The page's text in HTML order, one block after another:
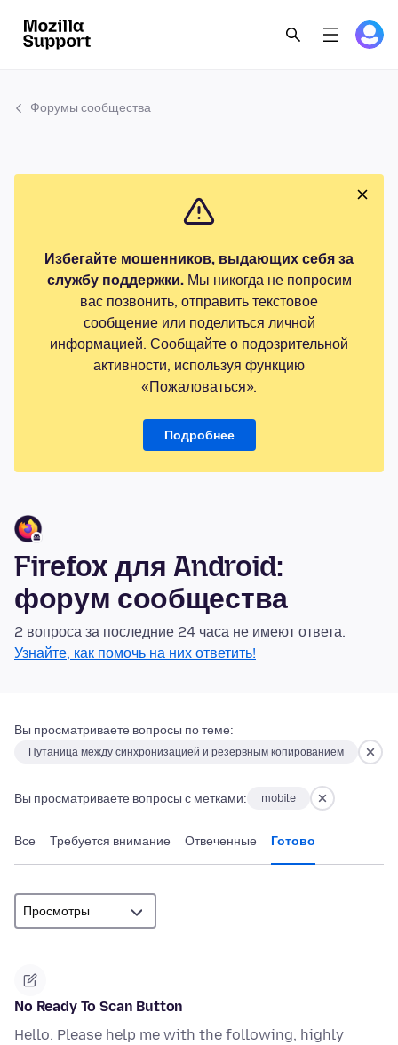
Форумы сообщества
Избегайте мошенников, выдающих себя за
службу поддержки.Мы никогда не попросим
вас позвонить, отправить текстовое
сообщение или поделиться личной
информацией. Сообщайте о подозрительной
активности, используя функцию
«Пожаловаться».
Подробнее
Firefox для Android:
форум сообщества
2 вопроса за последние 24 часа не имеют ответа.
Узнайте, как помочь на них ответить!
Вы просматриваете вопросы по теме:
Путаница между синхронизацией и резервным копированием
Вы просматриваете вопросы с метками: mobile
Все Требуется внимание Отвеченные Готово
No Ready To Scan Button
Hello. Please help me with the following, highly